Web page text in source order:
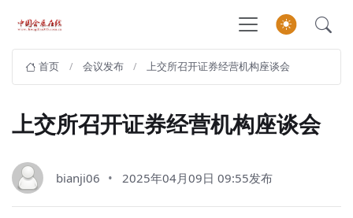
首页 会议发布 上交所召开证券经营机构座谈会
上交所召开证券经营机构座谈会
bianji06 2025年04月09日 09:55发布